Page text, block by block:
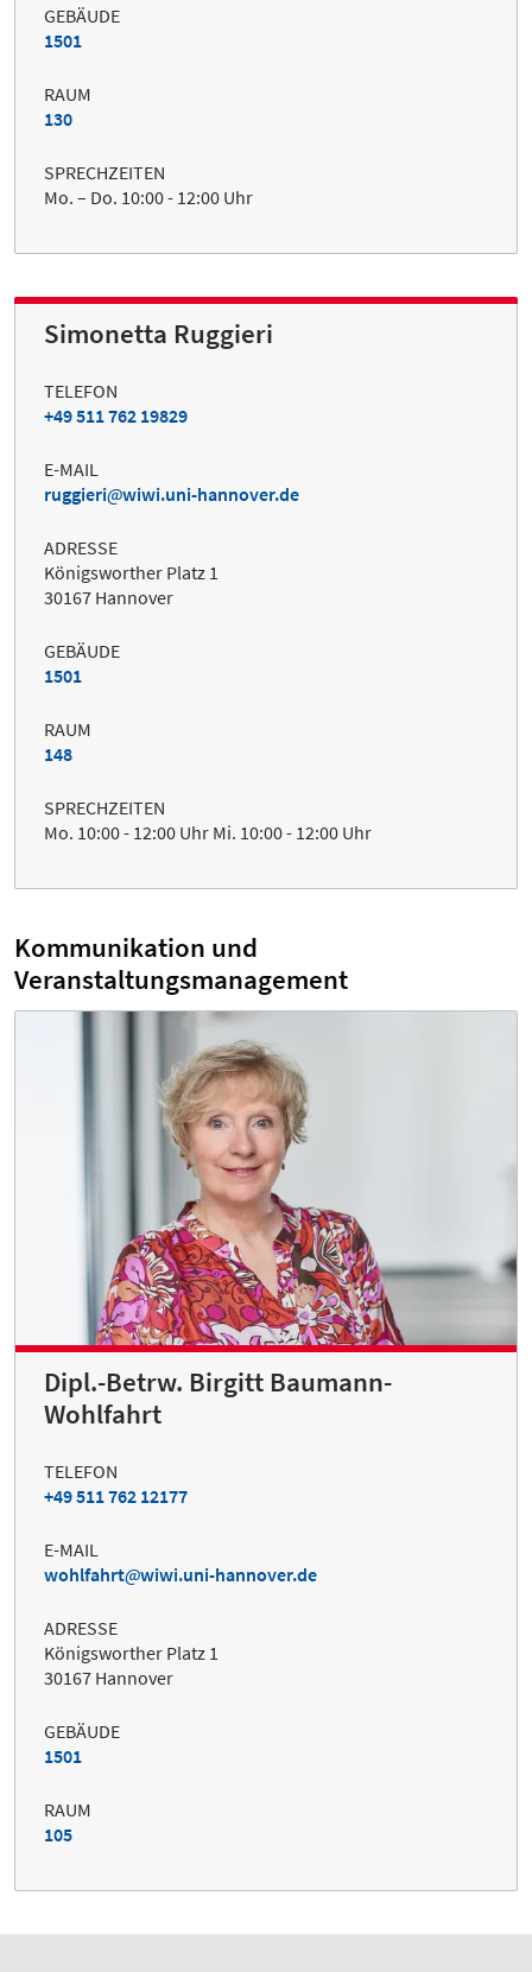
GEBÄUDE
1501
RAUM
130
SPRECHZEITEN
Mo. – Do. 10:00 - 12:00 Uhr
Simonetta Ruggieri
TELEFON
+49 511 762 19829
E-MAIL
ruggieri
wiwi.uni-hannover.de
ADRESSE
Königsworther Platz 1
30167 Hannover
GEBÄUDE
1501
RAUM
148
SPRECHZEITEN
Mo. 10:00 - 12:00 Uhr Mi. 10:00 - 12:00 Uhr
Kommunikation und
Veranstaltungsmanagement
Dipl.-Betrw. Birgitt Baumann-
Wohlfahrt
TELEFON
+49 511 762 12177
E-MAIL
wohlfahrt
wiwi.uni-hannover.de
ADRESSE
Königsworther Platz 1
30167 Hannover
GEBÄUDE
1501
RAUM
105